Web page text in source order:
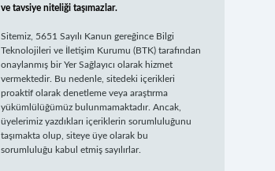
ve tavsiye niteliği taşımazlar.
Sitemiz, 5651 Sayılı Kanun gereğince Bilgi
Teknolojileri ve İletişim Kurumu (BTK) tarafından
onaylanmış bir Yer Sağlayıcı olarak hizmet
vermektedir. Bu nedenle, sitedeki içerikleri
proaktif olarak denetleme veya araştırma
yükümlülüğümüz bulunmamaktadır. Ancak,
üyelerimiz yazdıkları içeriklerin sorumluluğunu
taşımakta olup, siteye üye olarak bu
sorumluluğu kabul etmiş sayılırlar.